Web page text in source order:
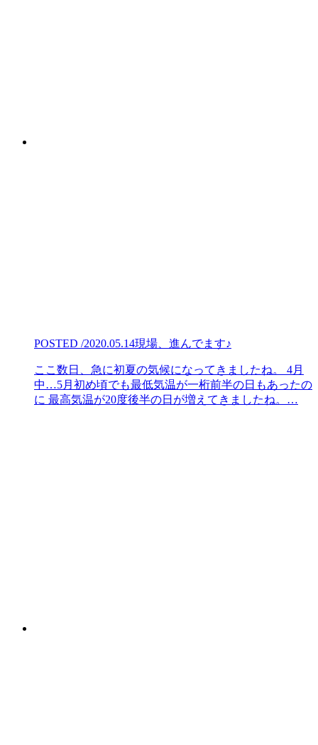
POSTED /2020.05.14現場、進んでます♪
ここ数日、急に初夏の気候になってきましたね。 4月
中…5月初め頃でも最低気温が一桁前半の日もあったの
に 最高気温が20度後半の日が増えてきましたね。…